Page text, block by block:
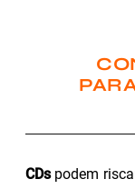
CDspodem